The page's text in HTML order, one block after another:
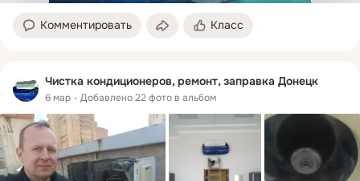
Комментировать Класс
Чистка кондиционеров, ремонт, заправка Донецк
6 мар Добавлено 22 фото в альбом